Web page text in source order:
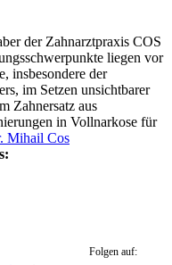
der Zahnarztpraxis COS
liegen vor
insbesondere der
im Setzen unsichtbarer
Zahnersatz aus
in Vollnarkose für
Mihail Cos
Folgen auf: